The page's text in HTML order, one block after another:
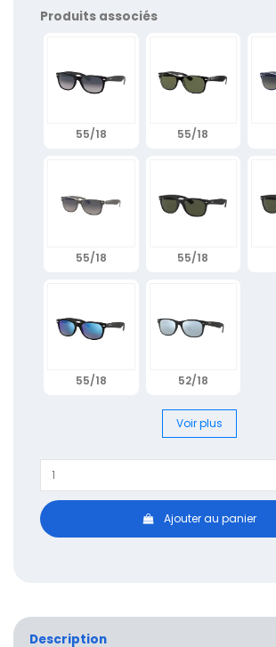
Produits associés
55/18 55/18
55/18 55/18
55/18 52/18
Voir plus
Ajouter au panier
Description